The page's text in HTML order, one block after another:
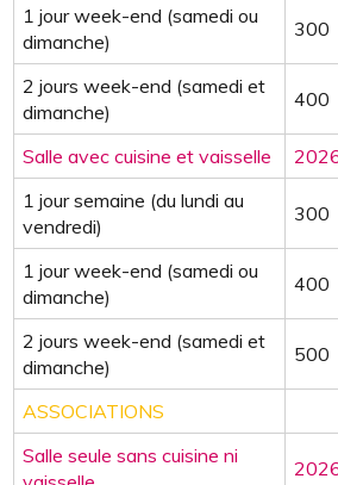
1 jour week-end (samedi ou
dimanche)
300
2 jours week-end (samedi et
dimanche)
400
Salle avec cuisine et vaisselle
1 jour semaine (du lundi au
vendredi)
300
1 jour week-end (samedi ou
dimanche)
400
2 jours week-end (samedi et
dimanche)
500
ASSOCIATIONS
Salle seule sans cuisine ni